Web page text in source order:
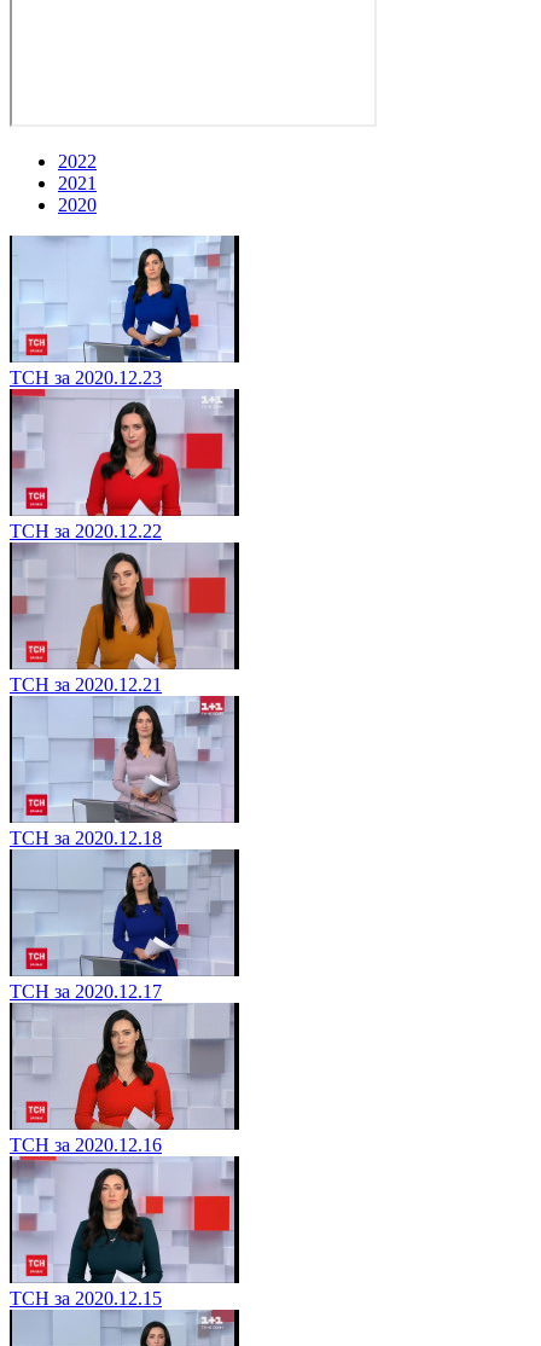
2022
2021
2020
ТСН за 2020.12.23
ТСН за 2020.12.22
ТСН за 2020.12.21
ТСН за 2020.12.18
ТСН за 2020.12.17
ТСН за 2020.12.16
ТСН за 2020.12.15